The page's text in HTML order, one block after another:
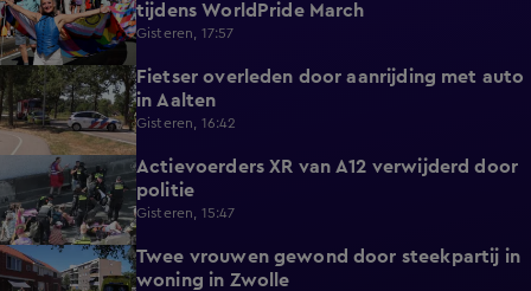
tijdens WorldPride March
Gisteren, 17:57
0:32
Fietser overleden door aanrijding met auto
in Aalten
Gisteren, 16:42
0:39
Actievoerders XR van A12 verwijderd door
politie
Gisteren, 15:47
0:45
Twee vrouwen gewond door steekpartij in
woning in Zwolle